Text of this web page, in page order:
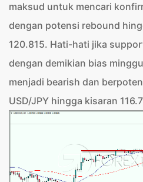
maksud untuk mencari
dengan potensi rebound
120.815. Hati-hati jika
dengan demikian bias
menjadi bearish dan
USD/JPY hingga kisaran